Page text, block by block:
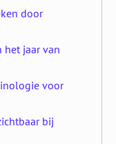
door
het jaar van
voor
bij